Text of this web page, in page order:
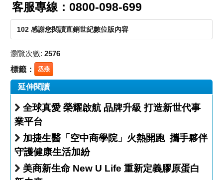
客服專線：0800-098-699
102 感謝您閱讀直銷世紀數位版內容
瀏覽次數: 2576
標籤： 丞燕
延伸閱讀
全球真愛 榮耀啟航 品牌升級 打造新世代事
業平台
加捷生醫「空中商學院」火熱開跑 攜手夥伴
守護健康生活加紛
美商新生命 New U Life 重新定義膠原蛋白